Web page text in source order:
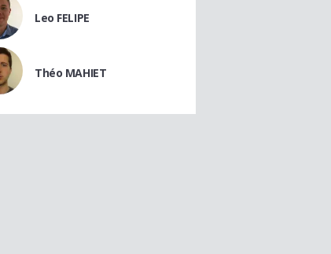
Leo FELIPE
Théo MAHIET